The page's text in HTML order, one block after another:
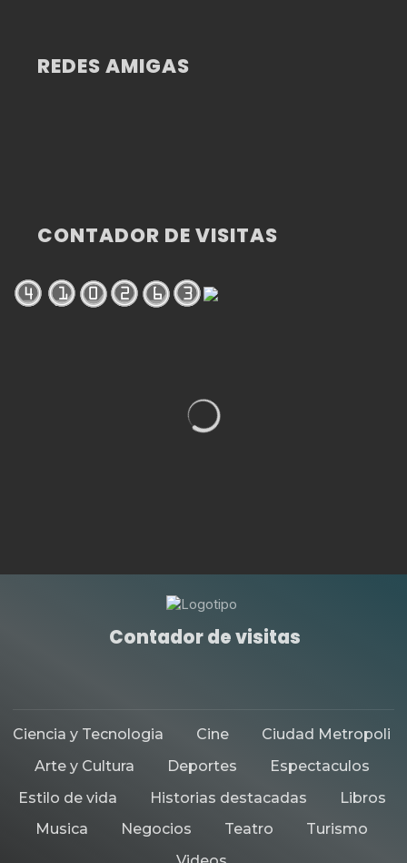
REDES AMIGAS
CONTADOR DE VISITAS
Contador de visitas
Ciencia y Tecnologia Cine
Ciudad Metropoli
Arte y Cultura
Deportes
Espectaculos
Estilo de vida
Historias destacadas
Libros
Musica
Negocios Teatro
Turismo